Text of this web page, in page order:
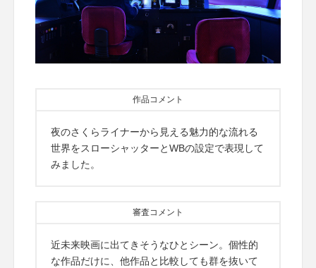
作品コメント
夜のさくらライナーから見える魅力的な流れる
世界をスローシャッターとWBの設定で表現して
みました。
審査コメント
近未来映画に出てきそうなひとシーン。個性的
な作品だけに、他作品と比較しても群を抜いて